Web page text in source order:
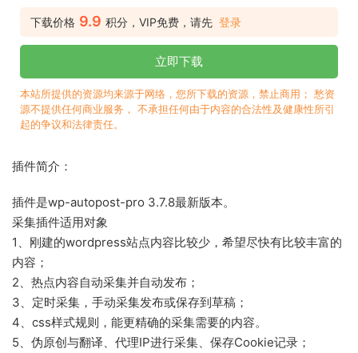
下载价格 9.9 积分，VIP免费，请先 登录
立即下载
本站所提供的资源均来源于网络，您所下载的资源，禁止商用； 愁资
源不提供任何商业服务， 不承担任何由于内容的合法性及健康性所引
起的争议和法律责任。
插件简介：
插件是wp-autopost-pro 3.7.8最新版本。
采集插件适用对象
1、刚建的wordpress站点内容比较少，希望尽快有比较丰富的
内容；
2、热点内容自动采集并自动发布；
3、定时采集，手动采集发布或保存到草稿；
4、css样式规则，能更精确的采集需要的内容。
5、伪原创与翻译、代理IP进行采集、保存Cookie记录；